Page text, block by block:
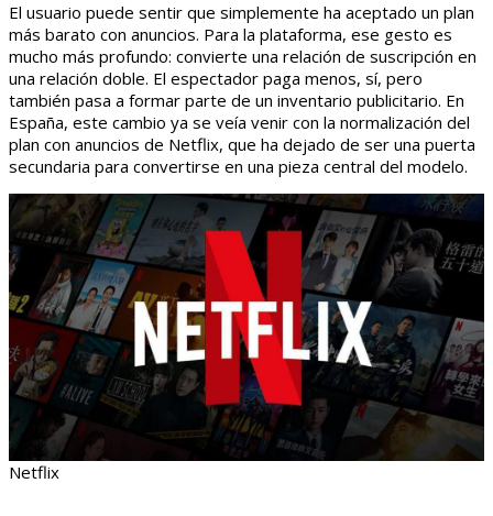
El usuario puede sentir que simplemente ha aceptado un plan
más barato con anuncios. Para la plataforma, ese gesto es
mucho más profundo: convierte una relación de suscripción en
una relación doble. El espectador paga menos, sí, pero
también pasa a formar parte de un inventario publicitario. En
España, este cambio ya se veía venir con la normalización del
plan con anuncios de Netflix, que ha dejado de ser una puerta
secundaria para convertirse en una pieza central del modelo.
Netflix